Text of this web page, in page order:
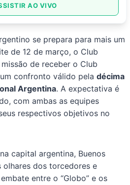
AO VIVO
se prepara para mais um
de 12 de março, o Club
de receber o Club
confronto válido peladécima
Argentina. A expectativa é
com ambas as equipes
respectivos objetivos no
capital argentina, Buenos
dos torcedores e
entre o “Globo” e os